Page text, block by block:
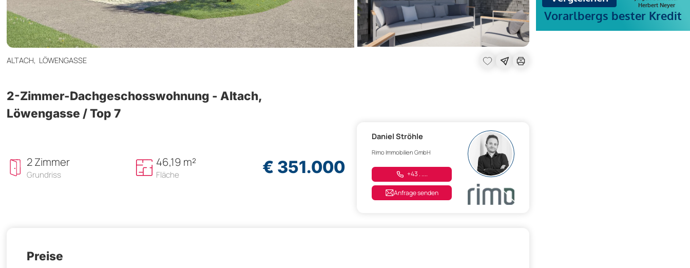
ALTACH, LÖWENGASSE
2-Zimmer-Dachgeschosswohnung - Altach,
Löwengasse / Top 7
2 Zimmer
Grundriss
46,19 m²
Fläche € 351.000
Daniel Ströhle
Rimo Immobilien GmbH
+43 . ....
Anfrage senden
Preise